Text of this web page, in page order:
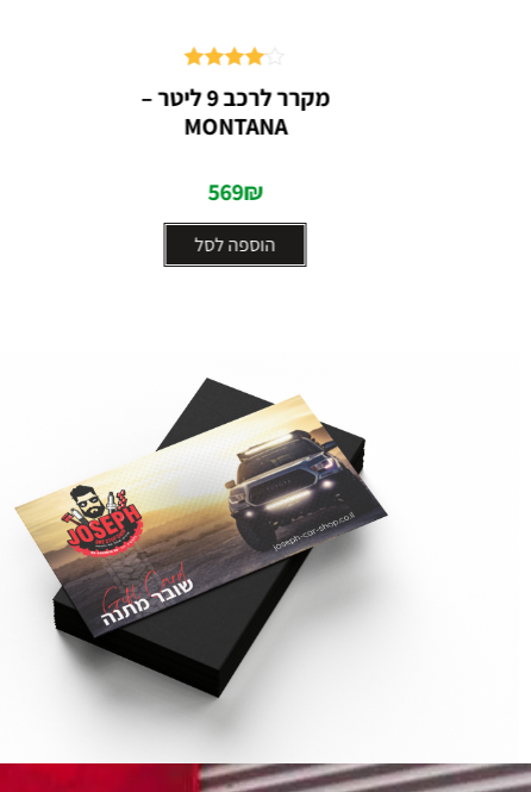
מקרר לרכב 9 ליטר –
MONTANA
569₪
הוספה לסל
דורג
4.00
מתוך 5